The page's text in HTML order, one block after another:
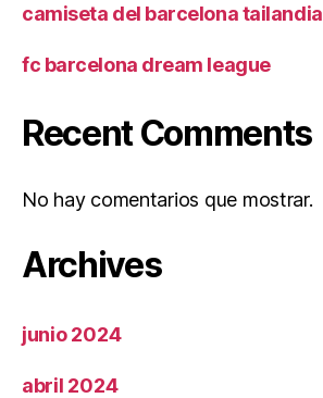
camiseta del barcelona tailandia
fc barcelona dream league
Recent Comments
No hay comentarios que mostrar.
Archives
junio 2024
abril 2024